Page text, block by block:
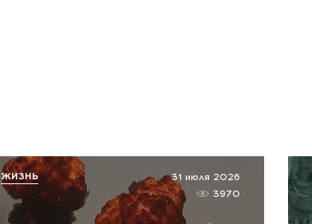
31 июля 2026
3970
ЖИЗНЬ